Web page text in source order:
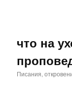
что на
Писания,